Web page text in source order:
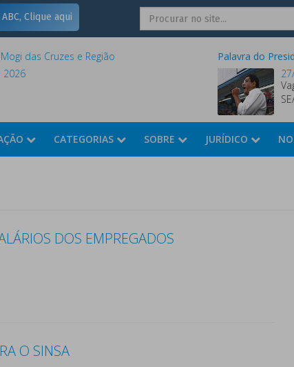
Clique aqui
das Cruzes e Região
2026
Palavra do
CATEGORIAS SOBRE JURÍDICO
DOS EMPREGADOS
O SINSA